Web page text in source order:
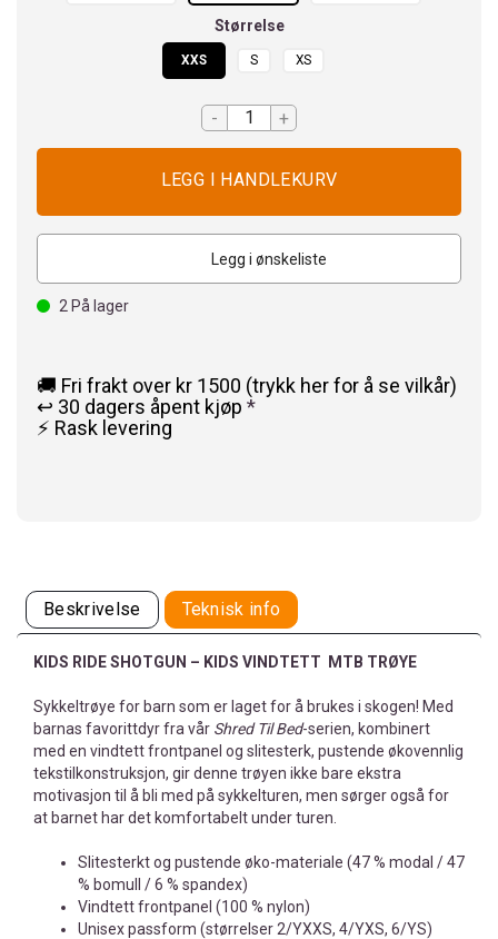
Størrelse
XXS S XS
- +
Legg i ønskeliste
2 På lager
🚚 Fri frakt over kr 1500 (trykk her for å se vilkår)
↩️ 30 dagers åpent kjøp *
⚡ Rask levering
Beskrivelse Teknisk info
KIDS RIDE SHOTGUN – KIDS VINDTETT MTB TRØYE
Sykkeltrøye for barn som er laget for å brukes i skogen! Med
barnas favorittdyr fra vår Shred Til Bed-serien, kombinert
med en vindtett frontpanel og slitesterk, pustende økovennlig
tekstilkonstruksjon, gir denne trøyen ikke bare ekstra
motivasjon til å bli med på sykkelturen, men sørger også for
at barnet har det komfortabelt under turen.
Slitesterkt og pustende øko-materiale (47 % modal / 47
% bomull / 6 % spandex)
Vindtett frontpanel (100 % nylon)
Unisex passform (størrelser 2/YXXS, 4/YXS, 6/YS)